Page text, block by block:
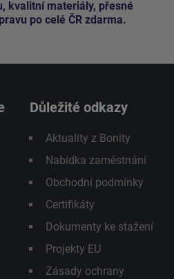
kvalitní materiály, přesné
po celé ČR zdarma.
Důležité odkazy
Aktuality z Bonity
Nabídka zaměstnání
Obchodní podmínky
Certifikáty
Dokumenty ke stažení
Projekty EU
Zásady ochrany